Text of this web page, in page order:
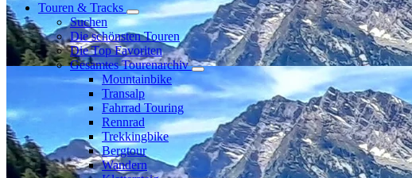
Touren & Tracks
Suchen
Die schönsten Touren
Die Top Favoriten
Gesamtes Tourenarchiv
Mountainbike
Transalp
Fahrrad Touring
Rennrad
Trekkingbike
Bergtour
Wandern